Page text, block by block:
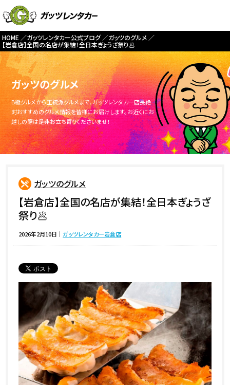
HOME ガッツレンタカー公式ブログ
ガッツのグルメ
【岩倉店】全国の名店が集結！全日本ぎょうざ祭り🥟
ガッツのグルメ
B級グルメから正統派グルメまで、ガッツレンタカー店長絶
対おすすめのグルメ情報を皆様にお届けします。お近くにお
越しの際は是非お立ち寄りくださいませ！
ガッツのグルメ
【岩倉店】全国の名店が集結！全日本ぎょうざ
祭り🥟
2026年2月10日 ｜ガッツレンタカー岩倉店